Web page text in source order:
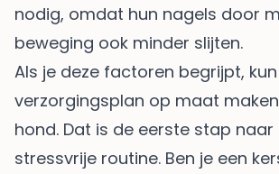
nodig, omdat hun nagels door
beweging ook minder slijten.
Als je deze factoren begrijpt,
verzorgingsplan op maat
hond. Dat is de eerste stap naar
stressvrije routine. Ben je een